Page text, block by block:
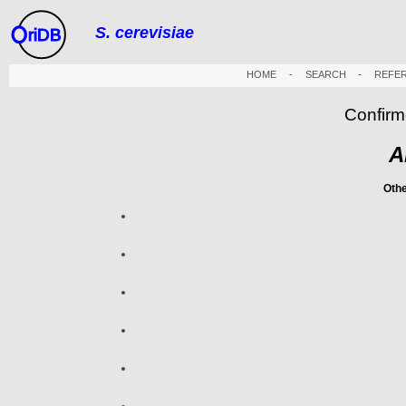
riDB S. cerevisiae
HOME- SEARCH -